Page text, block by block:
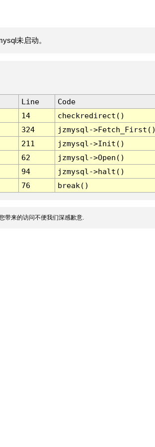
未启动。
Line
Code
14
checkredirect()
324
jzmysql-
211
jzmysql->Init()
62
jzmysql->Open()
94
jzmysql->halt()
76 break()
带来的访问不便我们深感歉意.